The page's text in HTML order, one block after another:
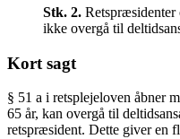
Stk. 2. Retspræsidenter
ikke overgå til
Kort sagt
§ 51 a i retsplejeloven åbner
65 år, kan overgå til
retspræsident. Dette giver en